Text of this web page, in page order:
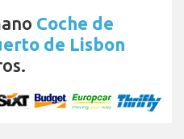
Coche de
de Lisbon